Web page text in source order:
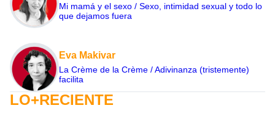
Mi mamá y el sexo / Sexo, intimidad sexual y todo lo
que dejamos fuera
Eva Makivar
La Crème de la Crème / Adivinanza (tristemente)
facilita
LO+RECIENTE